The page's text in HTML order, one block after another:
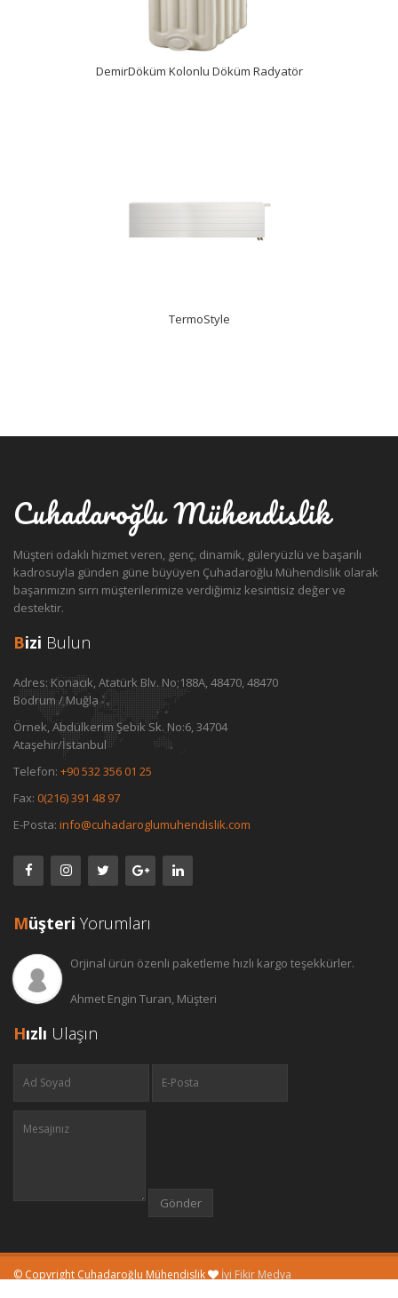
DemirDöküm Kolonlu Döküm Radyatör
İncele
TermoStyle
Cuhadaroğlu Mühendislik
Müşteri odaklı hizmet veren, genç, dinamik, güleryüzlü ve başarılı
kadrosuyla günden güne büyüyen Çuhadaroğlu Mühendislik olarak
başarımızın sırrı müşterilerimize verdiğimiz kesintisiz değer ve
destektir.
Bizi Bulun
Adres:Konacık, Atatürk Blv. No;188A, 48470, 48470
Bodrum / Muğla
Örnek, Abdülkerim Şebik Sk. No:6, 34704
Ataşehir/İstanbul
Telefon: +90 532 356 01 25
Fax: 0(216) 391 48 97
E-Posta: info@cuhadaroglumuhendislik.com
Müşteri Yorumları
Orjinal ürün özenli paketleme hızlı kargo teşekkürler.
Ahmet Engin Turan, Müşteri
Hızlı Ulaşın
© Copyright Cuhadaroğlu Mühendislik İyi Fikir Medya